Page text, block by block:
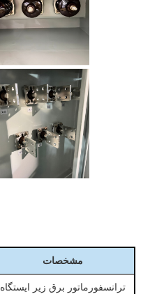
مشخصات
ترانسفورماتور برق زیر ایستگاه